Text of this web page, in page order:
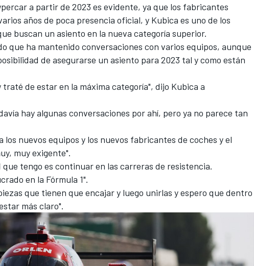
a partir de 2023 es evidente, ya que los fabricantes
años de poca presencia oficial, y Kubica es uno de los
buscan un asiento en la nueva categoría superior.
que ha mantenido conversaciones con varios equipos, aunque
de asegurarse un asiento para 2023 tal y como están
de estar en la máxima categoría", dijo Kubica a
hay algunas conversaciones por ahí, pero ya no parece tan
los nuevos equipos y los nuevos fabricantes de coches y el
muy exigente".
que tengo es continuar en las carreras de resistencia.
en la Fórmula 1".
que tienen que encajar y luego unirlas y espero que dentro
más claro".